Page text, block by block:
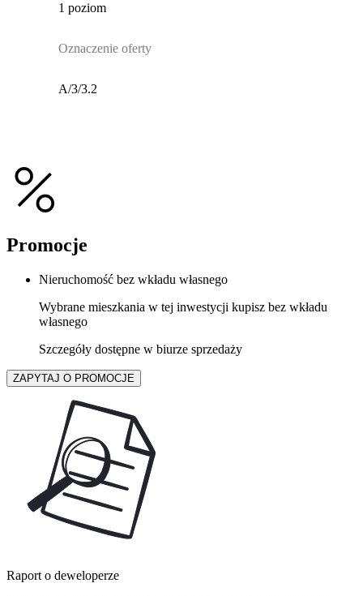
1 poziom
Oznaczenie oferty
A/3/3.2
Promocje
Nieruchomość bez wkładu własnego
Wybrane mieszkania w tej inwestycji kupisz bez wkładu
własnego
Szczegóły dostępne w biurze sprzedaży
ZAPYTAJ O PROMOCJE
Raport o deweloperze